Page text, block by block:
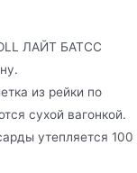
ЛАЙТ БАТСС
из рейки по
сухой вагонкой.
утепляется 100